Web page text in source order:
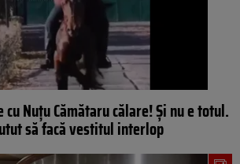
Nuțu Cămătaru călare! Și nu e totul.
să facă vestitul interlop